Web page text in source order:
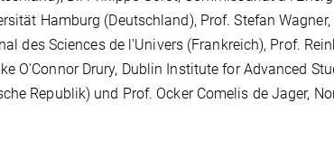
Hamburg (Deutschland), Prof. Stefan
des Sciences de l'Univers (Frankreich), Prof.
O'Connor Drury, Dublin Institute for Advanced
Republik) und Prof. Ocker Comelis de Jager,